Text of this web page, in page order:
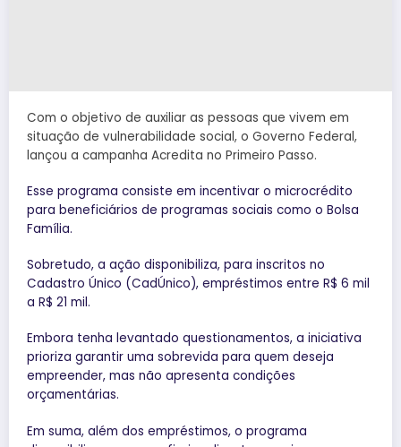
Com o objetivo de auxiliar as pessoas que vivem em
situação de vulnerabilidade social, o Governo Federal,
lançou a campanha Acredita no Primeiro Passo.
Esse programa consiste em incentivar o microcrédito
para beneficiários de programas sociais como o Bolsa
Família.
Sobretudo, a ação disponibiliza, para inscritos no
Cadastro Único (CadÚnico), empréstimos entre R$ 6 mil
a R$ 21 mil.
Embora tenha levantado questionamentos, a iniciativa
prioriza garantir uma sobrevida para quem deseja
empreender, mas não apresenta condições
orçamentárias.
Em suma, além dos empréstimos, o programa